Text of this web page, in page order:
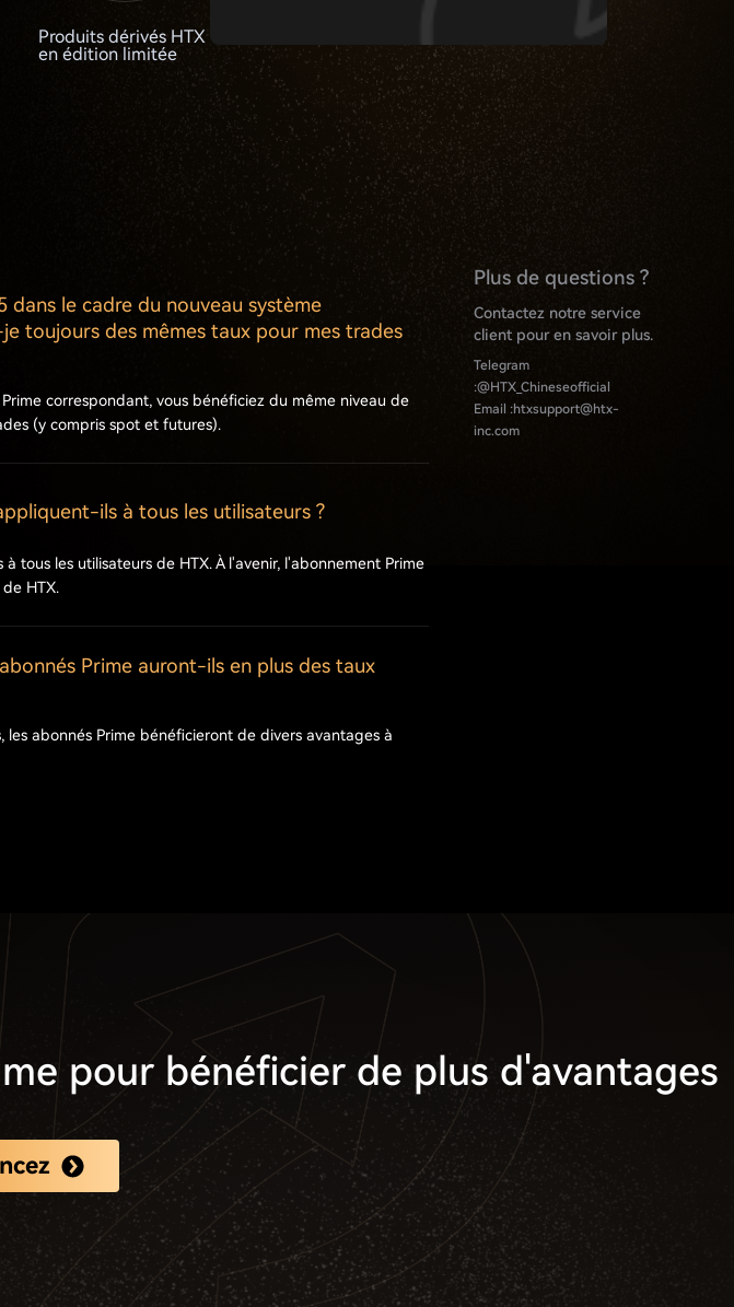
Produits dérivés HTX
en édition limitée
supplémentaires
dans le cadre du nouveau système
toujours des mêmes taux pour mes trades
correspondant, vous bénéficiez du même niveau de
(y compris spot et futures).
ils à tous les utilisateurs ?
tous les utilisateurs de HTX. À l'avenir, l'abonnement Prime
HTX.
Prime auront-ils en plus des taux
abonnés Prime bénéficieront de divers avantages à
Plus de questions ?
Contactez notre service
client pour en savoir plus.
Telegram
:@HTX_Chineseofficial
Email :htxsupport@htx-
inc.com
pour bénéficier de plus d'avantages